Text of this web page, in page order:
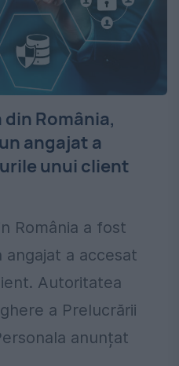
România,
angajat a
unui client
România a fost
a accesat
Autoritatea
a Prelucrării
anunțat